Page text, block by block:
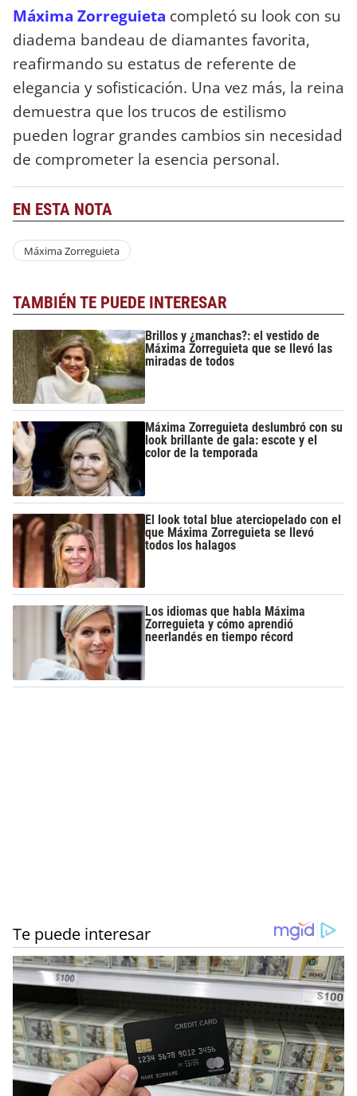
Máxima Zorreguieta completó su look con su
diadema bandeau de diamantes favorita,
reafirmando su estatus de referente de
elegancia y sofisticación. Una vez más, la reina
demuestra que los trucos de estilismo
pueden lograr grandes cambios sin necesidad
de comprometer la esencia personal.
EN ESTA NOTA
Máxima Zorreguieta
TAMBIÉN TE PUEDE INTERESAR
Brillos y ¿manchas?: el vestido de
Máxima Zorreguieta que se llevó las
miradas de todos
Máxima Zorreguieta deslumbró con su
look brillante de gala: escote y el
color de la temporada
El look total blue aterciopelado con el
que Máxima Zorreguieta se llevó
todos los halagos
Los idiomas que habla Máxima
Zorreguieta y cómo aprendió
neerlandés en tiempo récord